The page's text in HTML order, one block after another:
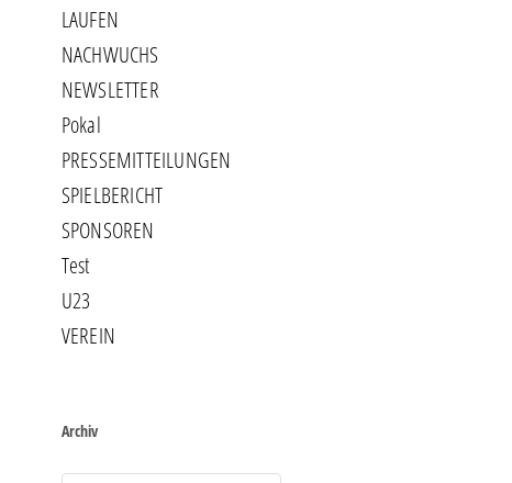
LAUFEN
NACHWUCHS
NEWSLETTER
Pokal
PRESSEMITTEILUNGEN
SPIELBERICHT
SPONSOREN
Test
U23
VEREIN
Archiv